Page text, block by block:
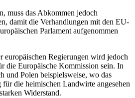
muss das Abkommen jedoch
damit die Verhandlungen mit den EU-
Parlament aufgenommen
europäischen Regierungen wird jedoch
die Europäische Kommission sein. In
und Polen beispielsweise, wo das
die heimischen Landwirte angesehen
Widerstand.